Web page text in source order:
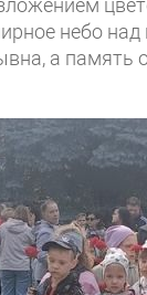
небо
а память